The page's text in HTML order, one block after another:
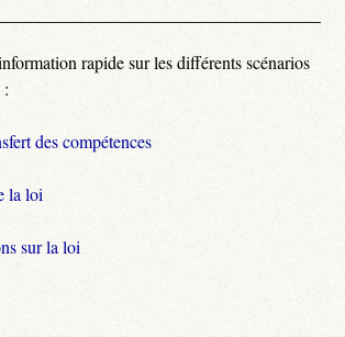
rapide sur les différents scénarios
:
des compétences
la loi
sur la loi